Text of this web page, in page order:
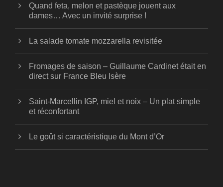
Quand feta, melon et pastèque jouent aux
dames… Avec un invité surprise !
La salade tomate mozzarella revisitée
Fromages de saison – Guillaume Cardinet était en
direct sur France Bleu Isère
Saint-Marcellin IGP, miel et noix – Un plat simple
et réconfortant
Le goût si caractéristique du Mont d’Or